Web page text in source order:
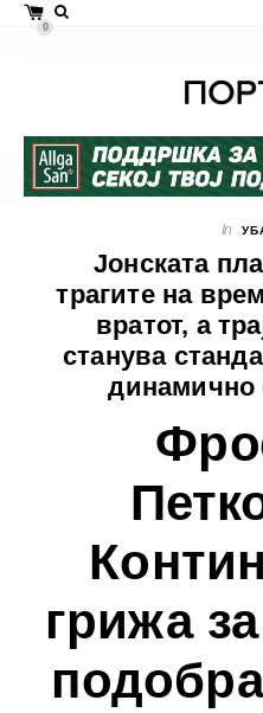
0
In
Јонската
трагите на
вратот, а
станува
динамично
грижа